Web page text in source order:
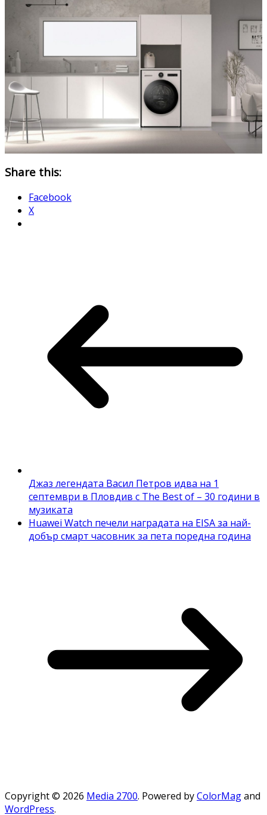
Share this:
Facebook
X
Джаз легендата Васил Петров идва на 1
септември в Пловдив с The Best of – 30 години в
музиката
Huawei Watch печели наградата на EISA за най-
добър смарт часовник за пета поредна година
Copyright © 2026 Media 2700. Powered byColorMagand
WordPress.